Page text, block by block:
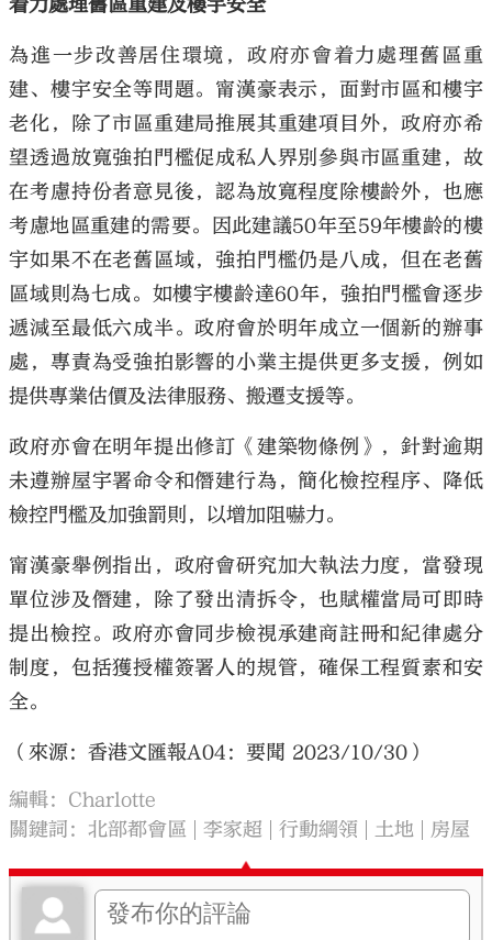
着力處理舊區重建及樓宇安全
為進一步改善居住環境，政府亦會着力處理舊區重
建、樓宇安全等問題。甯漢豪表示，面對市區和樓宇
老化，除了市區重建局推展其重建項目外，政府亦希
望透過放寬強拍門檻促成私人界別參與市區重建，故
在考慮持份者意見後，認為放寬程度除樓齡外，也應
考慮地區重建的需要。因此建議50年至59年樓齡的樓
宇如果不在老舊區域，強拍門檻仍是八成，但在老舊
區域則為七成。如樓宇樓齡達60年，強拍門檻會逐步
遞減至最低六成半。政府會於明年成立一個新的辦事
處，專責為受強拍影響的小業主提供更多支援，例如
提供專業估價及法律服務、搬遷支援等。
政府亦會在明年提出修訂《建築物條例》，針對逾期
未遵辦屋宇署命令和僭建行為，簡化檢控程序、降低
檢控門檻及加強罰則，以增加阻嚇力。
甯漢豪舉例指出，政府會研究加大執法力度，當發現
單位涉及僭建，除了發出清拆令，也賦權當局可即時
提出檢控。政府亦會同步檢視承建商註冊和紀律處分
制度，包括獲授權簽署人的規管，確保工程質素和安
全。
（來源：香港文匯報A04：要聞 2023/10/30）
編輯：Charlotte
關鍵詞： 北部都會區 李家超 行動綱領 土地 房屋